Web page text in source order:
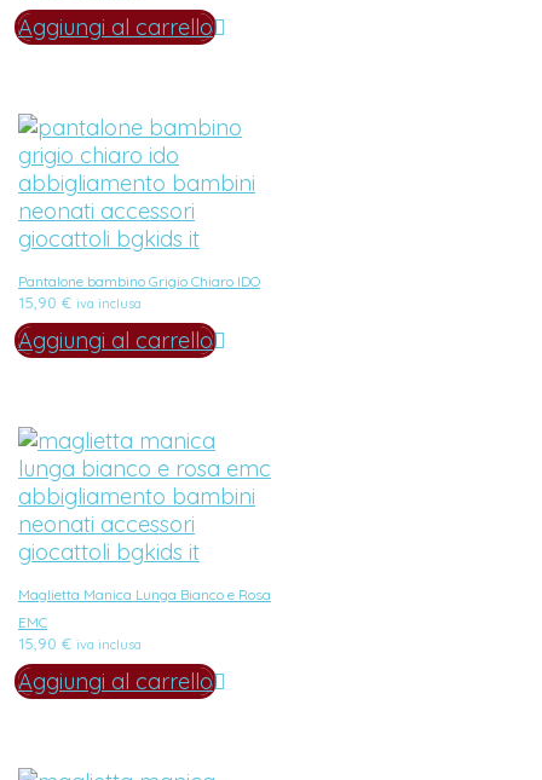
Aggiungi al carrello
Pantalone bambino Grigio Chiaro IDO
15,90 € iva inclusa
Aggiungi al carrello
Maglietta Manica Lunga Bianco e Rosa
EMC
15,90 € iva inclusa
Aggiungi al carrello